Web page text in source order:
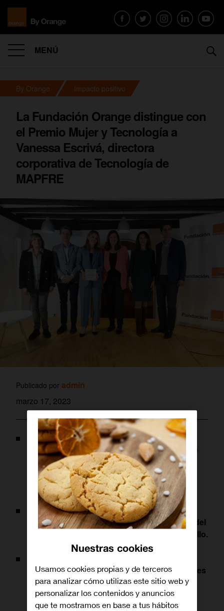
MENÚ
By Orange Impacto positivo
La Fundación Orange distingue con
el Premio Mujer y Tecnología a
Vanessa Escrivá, directora
corporativa de Tecnología de
MAPFRE
Publicado por admin
marzo 17, 2023
El galardón, que este año celebra su octava
edición, reconoce anualmente a mujeres que
destacan por su labor en los ámbitos de la
innovación social, la tecnología y la
comunicación.
Vanessa Escrivá es un referente en el
entendimiento dela tecnología como motor del
cambio e impulsora fundamental del desarrollo.
Segovia, en el marco del ‘XI Encuentro Mujeres
que transforman el mundo’.
Nuestras cookies
Usamos cookies propias y de terceros
para analizar cómo utilizas este sitio web y
personalizar los contenidos y anuncios
que te mostramos en base a tus hábitos